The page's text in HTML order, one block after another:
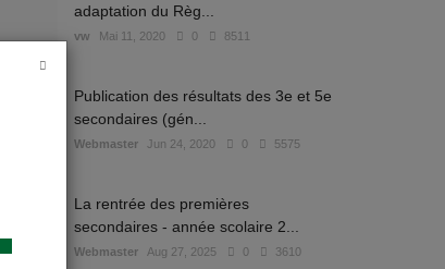
adaptation du Règ...
vw Mai 11, 2020 0 8511
Publication des résultats des 3e et 5e
secondaires (gén...
Webmaster Jun 24, 2020 0 5575
La rentrée des premières
secondaires - année scolaire 2...
Webmaster Aug 27, 2025 0 3610